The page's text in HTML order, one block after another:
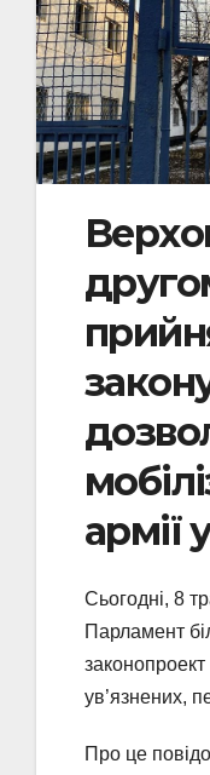
армії
Сьогодні, 8
Парламент
ув’язнених,
Про це